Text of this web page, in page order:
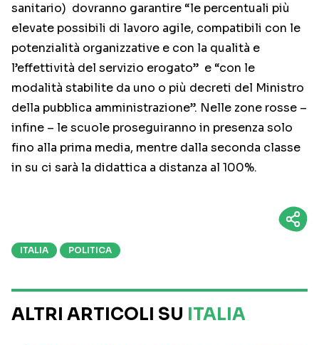
sanitario) dovranno garantire “le percentuali più
elevate possibili di lavoro agile, compatibili con le
potenzialità organizzative e con la qualità e
l’effettività del servizio erogato” e “con le
modalità stabilite da uno o più decreti del Ministro
della pubblica amministrazione”. Nelle zone rosse –
infine – le scuole proseguiranno in presenza solo
fino alla prima media, mentre dalla seconda classe
in su ci sarà la didattica a distanza al 100%.
ITALIA POLITICA
ALTRI ARTICOLI SU ITALIA